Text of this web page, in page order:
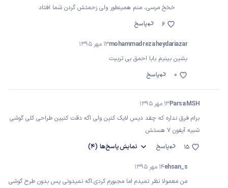
خخخ مرسی، منم همینطور ولی زحمتش گردن شما افتاد
پاسخ
6
mohammad reza heydariazar13 مهر 1395
بشین بینیم بابا احمق بی تربیت
پاسخ
0
Parsa MSH13 مهر 1395
برام فرق نداره که چقد دیس لایک کنین ولی اگه دقت کنیین طراحی کلی گوشی
شبیه آیفون ۷ هستش
پاسخ
نمایشپاسخ‌ها (4) 15
ehsan_s14 مهر 1395
من معمولا نظر نمیدم اما مجبورم کردی.اگه نمیدونی پس بدون طرح گوشی